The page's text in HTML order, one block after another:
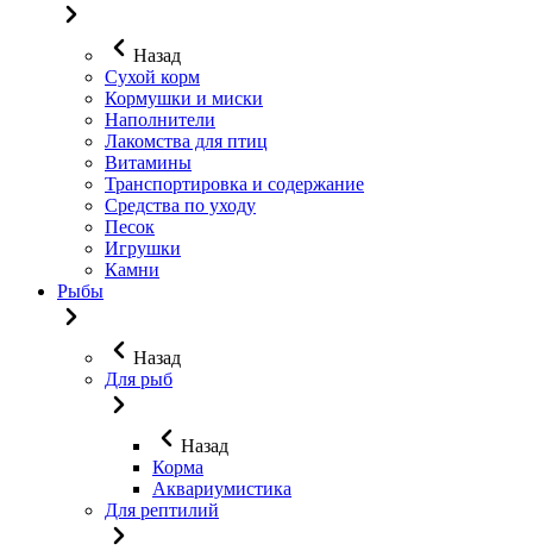
Назад
Сухой корм
Кормушки и миски
Наполнители
Лакомства для птиц
Витамины
Транспортировка и содержание
Средства по уходу
Песок
Игрушки
Камни
Рыбы
Назад
Для рыб
Назад
Корма
Аквариумистика
Для рептилий